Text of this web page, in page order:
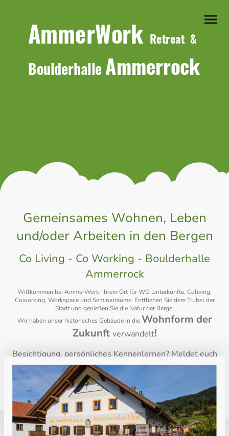
AmmerWork Retreat &
Boulderhalle Ammerrock
Gemeinsames Wohnen, Leben
und/oder Arbeiten in den Bergen
Co Living - Co Working - Boulderhalle
Ammerrock
Willkommen bei AmmerWork, Ihrem Ort für WG Unterkünfte, Coliving,
Coworking, Workspace und Seminarräume. Entfliehen Sie dem Trubel der
Stadt und genießen Sie die Natur der Berge.
Wir haben unser historisches Gebäude in die Wohnform der
Zukunft verwandelt!
Besichtigung, persönliches Kennenlernen? Meldet euch
einfach per Mail unter wohnen@ammerwork.de oder per
Telefon unter:
08845 / 75 89 42. Wir freuen uns auf euch!